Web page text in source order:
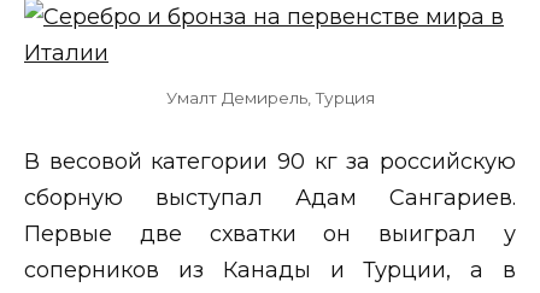
Умалт Демирель, Турция
В весовой категории 90 кг за российскую
сборную выступал Адам Сангариев.
Первые две схватки он выиграл у
соперников из Канады и Турции, а в